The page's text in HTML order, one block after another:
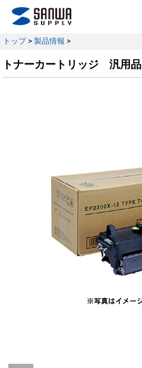
トップ> 製品情報 >
トナーカートリッジ 汎用品